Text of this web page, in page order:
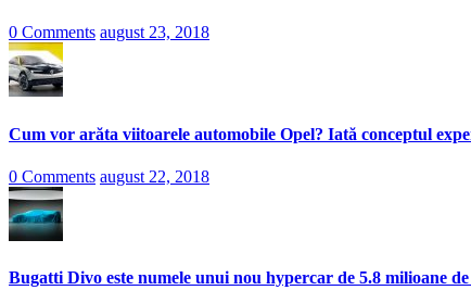
0 Comments august 23, 2018
Cum vor arăta viitoarele automobile Opel? Iată conceptul
0 Comments august 22, 2018
Bugatti Divo este numele unui nou hypercar de 5.8 milioane